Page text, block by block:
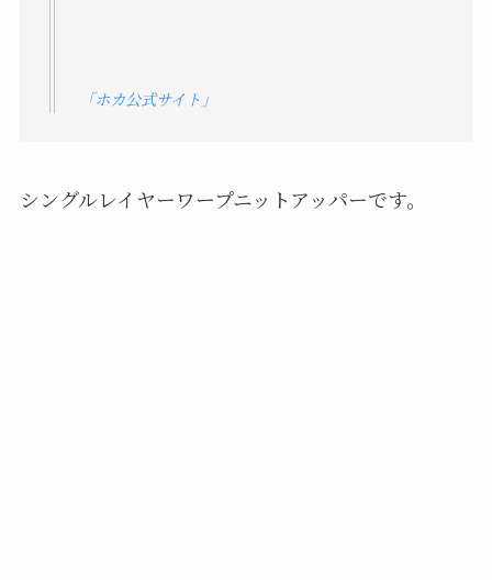
「ホカ公式サイト」
シングルレイヤーワープニットアッパーです。